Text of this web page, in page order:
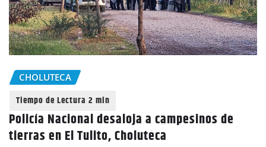
CHOLUTECA
Policía Nacional desaloja a campesinos de
tierras en El Tulito, Choluteca